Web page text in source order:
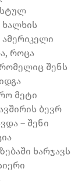
ხალხის
როცა
შენს
მეტი
ბევრ
– შენი
ხარჯავს